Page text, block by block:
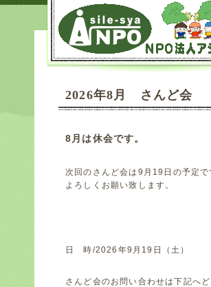
2026年8月 さんど会
8月は休会です。
次回のさんど会は9月19日の予定で
よろしくお願い致します。
日 時/2026年9月19日（土）
さんど会のお問い合わせは下記へど